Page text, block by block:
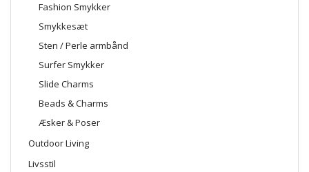
Fashion Smykker
Smykkesæt
Sten / Perle armbånd
Surfer Smykker
Slide Charms
Beads & Charms
Æsker & Poser
Outdoor Living
Livsstil